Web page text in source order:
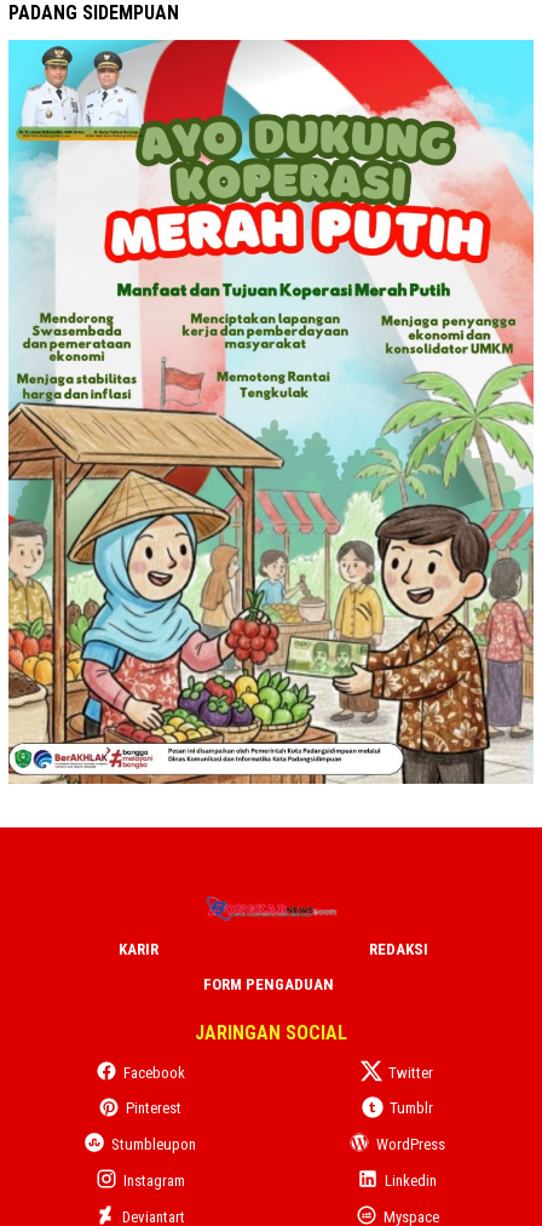
PADANG SIDEMPUAN
KARIR
REDAKSI
FORM PENGADUAN
JARINGAN SOCIAL
Facebook
Twitter
Pinterest
Tumblr
Stumbleupon
WordPress
Instagram
Linkedin
Deviantart
Myspace